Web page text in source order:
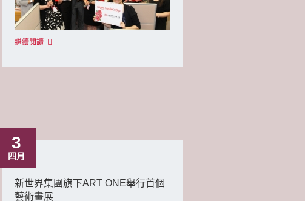
繼續閱讀
3
四月
新世界集團旗下ART ONE舉行首個
藝術畫展